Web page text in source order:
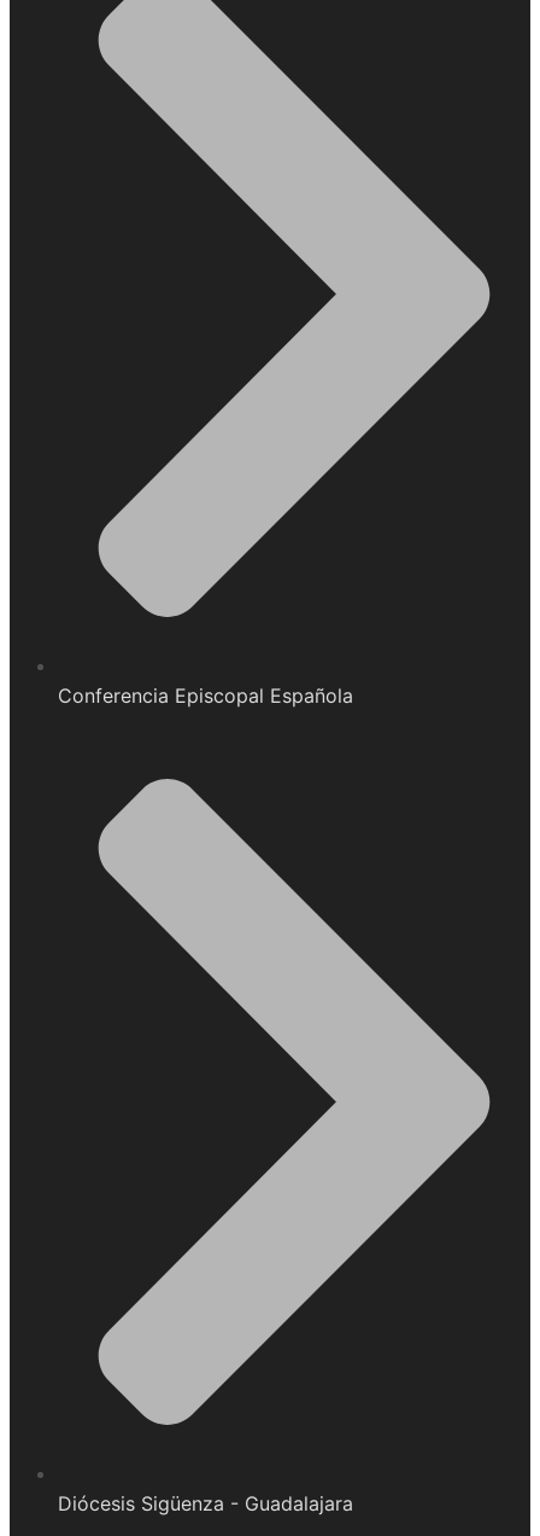
Conferencia Episcopal Española
Diócesis Sigüenza - Guadalajara